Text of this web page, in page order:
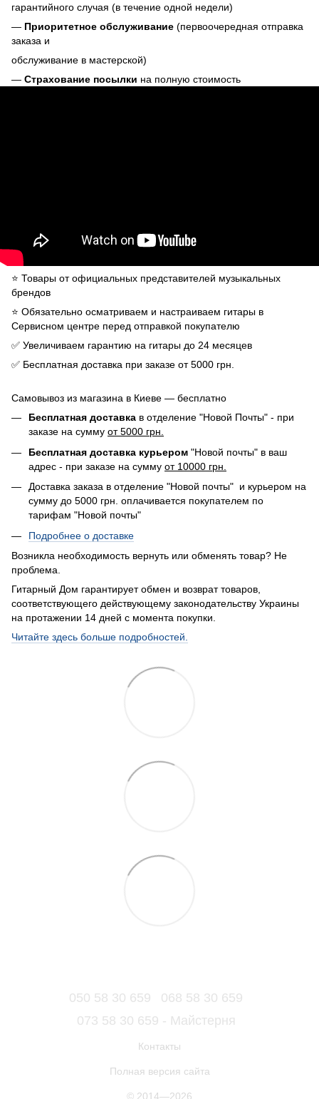
гарантийного случая (в течение одной недели)
— Приоритетное обслуживание (первоочередная отправка
заказа и
обслуживание в мастерской)
— Страхование посылки на полную стоимость
⭐️ Товары от официальных представителей музыкальных
брендов
⭐️ Обязательно осматриваем и настраиваем гитары в
Сервисном центре перед отправкой покупателю
✅ Увеличиваем гарантию на гитары до 24 месяцев
✅ Бесплатная доставка при заказе от 5000 грн.
Самовывоз из магазина в Киеве — бесплатно
Бесплатная доставка в отделение "Новой Почты" - при
заказе на сумму от 5000 грн.
Бесплатная доставка курьером "Новой почты" в ваш
адрес - при заказе на сумму от 10000 грн.
Доставка заказа в отделение "Новой почты" и курьером на
сумму до 5000 грн. оплачивается покупателем по
тарифам "Новой почты"
Подробнее о доставке
Возникла необходимость вернуть или обменять товар? Не
проблема.
Гитарный Дом гарантирует обмен и возврат товаров,
соответствующего действующему законодательству Украины
на протажении 14 дней с момента покупки.
Читайте здесь больше подробностей.
050 58 30 659
068 58 30 659
073 58 30 659 - Майстерня
Контакты
Полная версия сайта
© 2014—2026